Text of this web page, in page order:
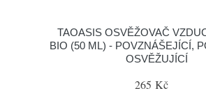
TAOASIS OSVĚŽOVAČ
BIO (50 ML) - POVZNÁŠEJÍCÍ,
OSVĚŽUJÍCÍ
265 Kč